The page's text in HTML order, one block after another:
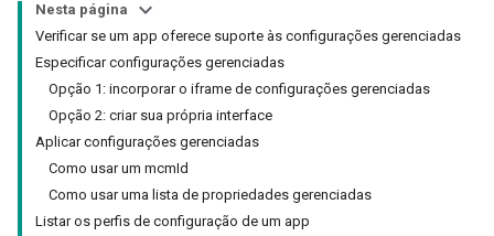
Nesta página
Verificar se um app oferece suporte às configurações gerenciadas
Especificar configurações gerenciadas
Opção 1: incorporar o iframe de configurações gerenciadas
Opção 2: criar sua própria interface
Aplicar configurações gerenciadas
Como usar um mcmId
Como usar uma lista de propriedades gerenciadas
Listar os perfis de configuração de um app